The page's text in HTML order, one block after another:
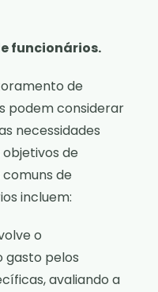
funcionários.
de
podem considerar
necessidades
de
de
incluem:
o
pelos
avaliando a